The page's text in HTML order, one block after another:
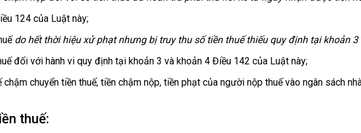
124 của Luật này;
do hết thời hiệu xử phạt nhưng bị truy thu số tiền thuế thiếuquy định tại khoản 3
đối với hành vi quy định tại khoản 3 và khoản 4 Điều 142 của Luật này;
chuyển tiền thuế, tiền chậm nộp, tiền phạt của người nộp thuế vào ngân sách
thuế: